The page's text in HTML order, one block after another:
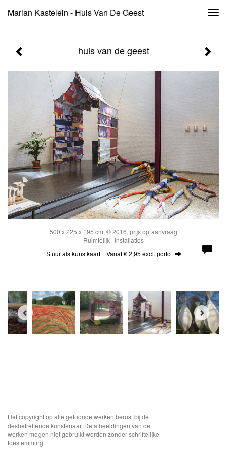
Marian Kastelein - Huis Van De Geest
huis van de geest
500 x 225 x 195 cm, © 2016, prijs op aanvraag
Ruimtelijk | Installaties
Stuur als kunstkaart Vanaf € 2,95 excl. porto
Het copyright op alle getoonde werken berust bij de
desbetreffende kunstenaar. De afbeeldingen van de
werken mogen niet gebruikt worden zonder schriftelijke
toestemming.